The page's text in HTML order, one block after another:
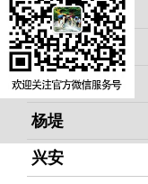
草坪乡
阳朔
兴坪
杨堤
兴安